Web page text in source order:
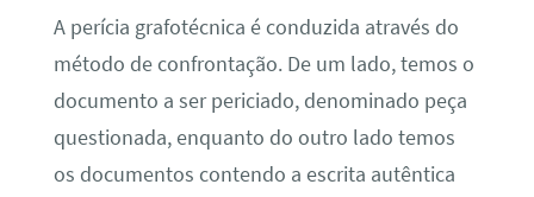
A perícia grafotécnica é conduzida através do
método de confrontação. De um lado, temos o
documento a ser periciado, denominado peça
questionada, enquanto do outro lado temos
os documentos contendo a escrita autêntica